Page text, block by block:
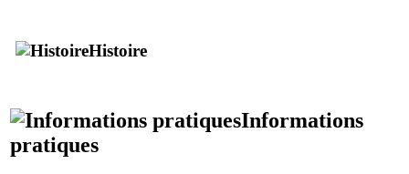
Histoire
Informations
pratiques